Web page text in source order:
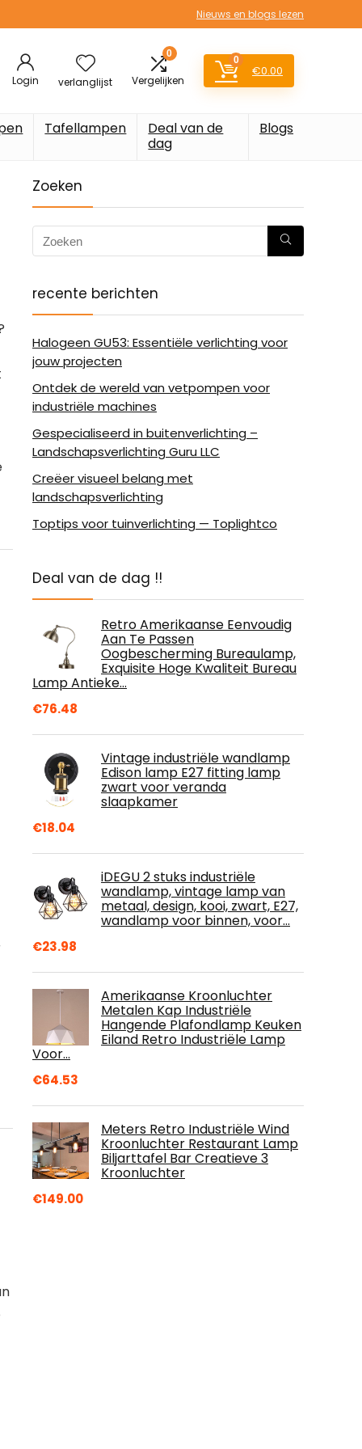
Nieuws en blogs lezen
Login verlanglijst
0
Vergelijken
0
€0.00
Tafellampen
Deal van de
dag
Blogs
Zoeken
recente berichten
Halogeen GU53: Essentiële verlichting voor
jouw projecten
Ontdek de wereld van vetpompen voor
industriële machines
Gespecialiseerd in buitenverlichting –
Landschapsverlichting Guru LLC
Creëer visueel belang met
landschapsverlichting
Toptips voor tuinverlichting — Toplightco
Deal van de dag !!
Retro Amerikaanse Eenvoudig
Aan Te Passen
Oogbescherming Bureaulamp,
Exquisite Hoge Kwaliteit Bureau
Lamp Antieke…
€76.48
Vintage industriële wandlamp
Edison lamp E27 fitting lamp
zwart voor veranda
slaapkamer
€18.04
iDEGU 2 stuks industriële
wandlamp, vintage lamp van
metaal, design, kooi, zwart, E27,
wandlamp voor binnen, voor…
€23.98
Amerikaanse Kroonluchter
Metalen Kap Industriële
Hangende Plafondlamp Keuken
Eiland Retro Industriële Lamp
Voor…
€64.53
Meters Retro Industriële Wind
Kroonluchter Restaurant Lamp
Biljarttafel Bar Creatieve 3
Kroonluchter
€149.00